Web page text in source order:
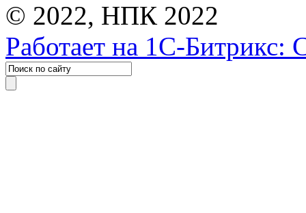
© 2022, НПК 2022
Работает на 1С-Битрикс: